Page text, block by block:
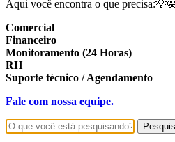
Aqui você encontra o que
Comercial
Financeiro
Monitoramento (24 Horas)
RH
Suporte técnico / Agendamento
Fale com nossa equipe.